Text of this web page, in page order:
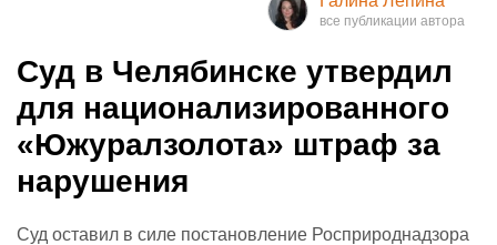
Оренбург
Суд в Челябинске утвердил
для национализированного
«Южуралзолота» штраф за
нарушения
Суд оставил в силе постановление Росприроднадзора